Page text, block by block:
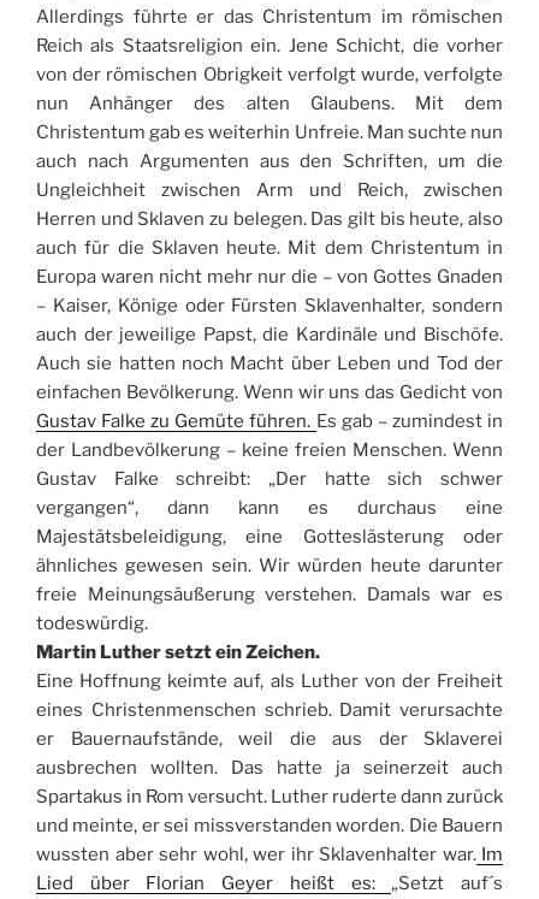
Allerdings führte er das Christentum im römischen
Reich als Staatsreligion ein. Jene Schicht, die vorher
von der römischen Obrigkeit verfolgt wurde, verfolgte
nun Anhänger des alten Glaubens. Mit dem
Christentum gab es weiterhin Unfreie. Man suchte nun
auch nach Argumenten aus den Schriften, um die
Ungleichheit zwischen Arm und Reich, zwischen
Herren und Sklaven zu belegen. Das gilt bis heute, also
auch für die Sklaven heute. Mit dem Christentum in
Europa waren nicht mehr nur die – von Gottes Gnaden
– Kaiser, Könige oder Fürsten Sklavenhalter, sondern
auch der jeweilige Papst, die Kardinäle und Bischöfe.
Auch sie hatten noch Macht über Leben und Tod der
einfachen Bevölkerung. Wenn wir uns das Gedicht von
Gustav Falke zu Gemüte führen. Es gab – zumindest in
der Landbevölkerung – keine freien Menschen. Wenn
Gustav Falke schreibt: „Der hatte sich schwer
vergangen“, dann kann es durchaus eine
Majestätsbeleidigung, eine Gotteslästerung oder
ähnliches gewesen sein. Wir würden heute darunter
freie Meinungsäußerung verstehen. Damals war es
todeswürdig.
Martin Luther setzt ein Zeichen.
Eine Hoffnung keimte auf, als Luther von der Freiheit
eines Christenmenschen schrieb. Damit verursachte
er Bauernaufstände, weil die aus der Sklaverei
ausbrechen wollten. Das hatte ja seinerzeit auch
Spartakus in Rom versucht. Luther ruderte dann zurück
und meinte, er sei missverstanden worden. Die Bauern
wussten aber sehr wohl, wer ihr Sklavenhalter war.Im
Lied über Florian Geyer heißt es:„Setzt auf´s